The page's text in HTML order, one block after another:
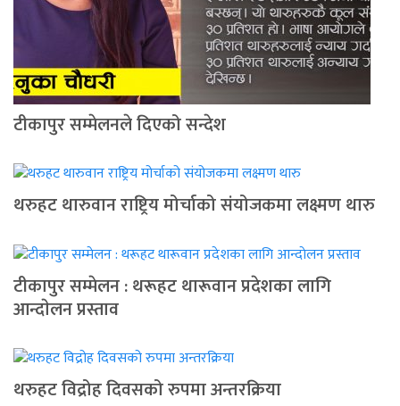
टीकापुर सम्मेलनले दिएको सन्देश
थरुहट थारुवान राष्ट्रिय मोर्चाको संयोजकमा लक्ष्मण थारु
टीकापुर सम्मेलन : थरूहट थारूवान प्रदेशका लागि
आन्दाेलन प्रस्ताव
थरुहट विद्रोह दिवसको रुपमा अन्तरक्रिया